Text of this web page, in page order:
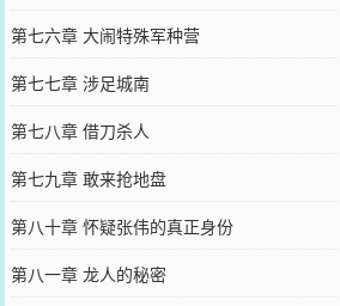
第七六章 大闹特殊军种营
第七七章 涉足城南
第七八章 借刀杀人
第七九章 敢来抢地盘
第八十章 怀疑张伟的真正身份
第八一章 龙人的秘密